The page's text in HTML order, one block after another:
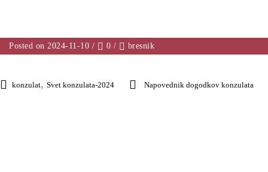
Posted on 2024-11-10 / 0 / bresnik
konzulat, Svet konzulata-2024 Napovednik dogodkov konzulata